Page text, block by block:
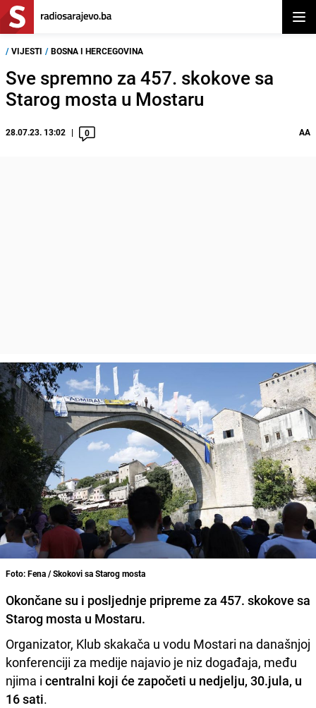
/ VIJESTI / BOSNA I HERCEGOVINA
Sve spremno za 457. skokove sa
Starog mosta u Mostaru
28.07.23. 13:02 0 AA
Foto: Fena / Skokovi sa Starog mosta
Okončane su i posljednje pripreme za 457. skokove sa
Starog mosta u Mostaru.
Organizator, Klub skakača u vodu Mostari na današnjoj
konferenciji za medije najavio je niz događaja, među
njima i centralni koji će započeti u nedjelju, 30.jula, u
16 sati.